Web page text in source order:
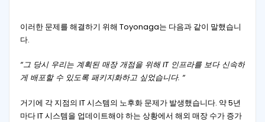
이러한 문제를 해결하기 위해 Toyonaga는 다음과 같이 말했습니
다.
“그 당시 우리는 계획된 매장 개점을 위해 IT 인프라를 보다 신속하
게 배포할 수 있도록 패키지화하고 싶었습니다. “
거기에 각 지점의 IT 시스템의 노후화 문제가 발생했습니다. 약 5년
마다 IT 시스템을 업데이트해야 하는 상황에서 해외 매장 수가 증가